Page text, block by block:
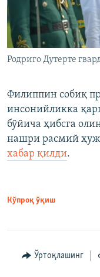
Родриго Дутерте
Филиппин собиқ
инсонийликка
бўйича ҳибсга
нашри расмий
хабар қилди.
Кўпроқ ўқиш
Ўртоқлашинг